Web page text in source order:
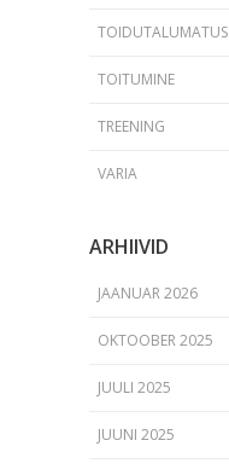
TOIDUTALUMATUS
TOITUMINE
TREENING
VARIA
ARHIIVID
JAANUAR 2026
OKTOOBER 2025
JUULI 2025
JUUNI 2025